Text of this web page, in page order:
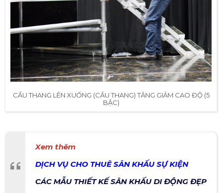
CẦU THANG LÊN XUỐNG (CẦU THANG) TĂNG GIẢM CAO ĐỘ (5
BẬC)
Xem thêm
DỊCH VỤ CHO THUÊ SÂN KHẤU SỰ KIỆN
CÁC MẪU THIẾT KẾ SÂN KHẤU DI ĐỘNG ĐẸP